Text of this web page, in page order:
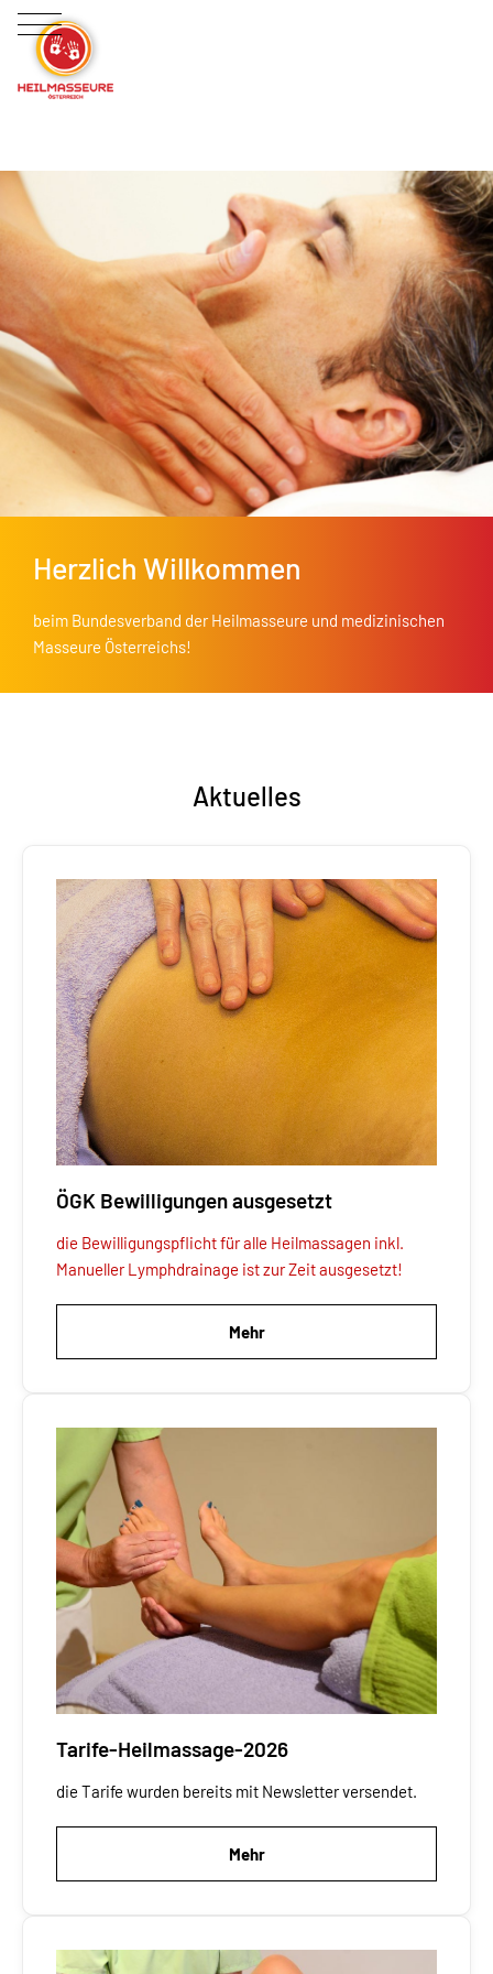
Herzlich Willkommen
beim Bundesverband der Heilmasseure und medizinischen
Masseure Österreichs!
Aktuelles
ÖGK Bewilligungen ausgesetzt
die Bewilligungspflichtfür alle Heilmassagen inkl.
Manueller Lymphdrainage ist zur Zeit ausgesetzt!
Mehr
Tarife-Heilmassage-2026
die Tarife wurden bereits mit Newsletter versendet.
Mehr